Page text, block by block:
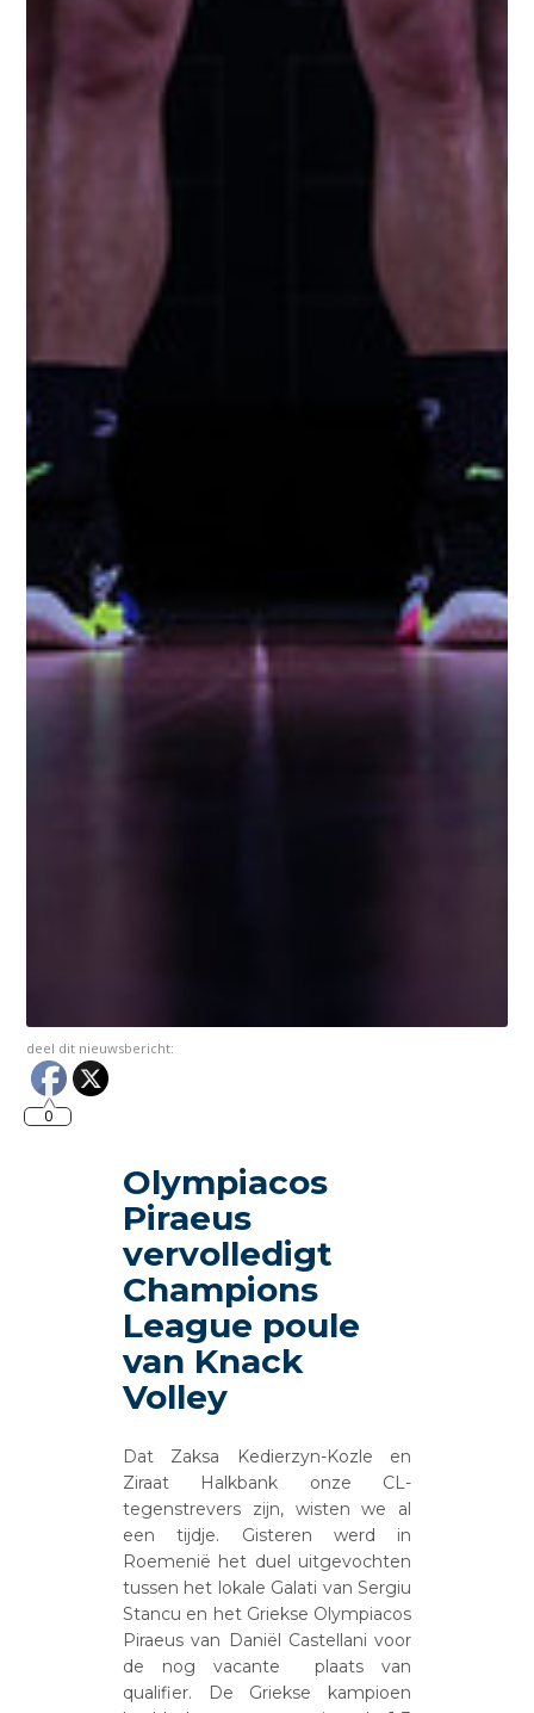
deel dit nieuwsbericht:
0
Olympiacos
Piraeus
vervolledigt
Champions
League poule
van Knack
Volley
Dat Zaksa Kedierzyn-Kozle en
Ziraat Halkbank onze CL-
tegenstrevers zijn, wisten we al
een tijdje. Gisteren werd in
Roemenië het duel uitgevochten
tussen het lokale Galati van Sergiu
Stancu en het Griekse Olympiacos
Piraeus van Daniël Castellani voor
de nog vacante plaats van
qualifier. De Griekse kampioen